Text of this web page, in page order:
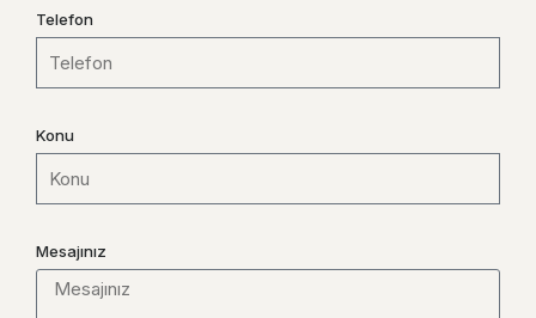
Telefon
Konu
Mesajınız